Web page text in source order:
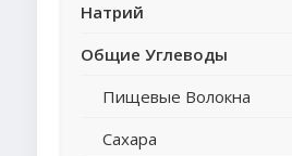
Натрий
Общие Углеводы
Пищевые Волокна
Сахара